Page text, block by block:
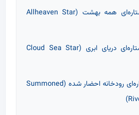
2. سیستم ستاره‌ای همه بهشت (Allheaven Star
3. سیستم ستاره‌ای دریای ابری (Cloud Sea Star
4. سیستم ستاره‌ای رودخانه احضار شده (Summoned